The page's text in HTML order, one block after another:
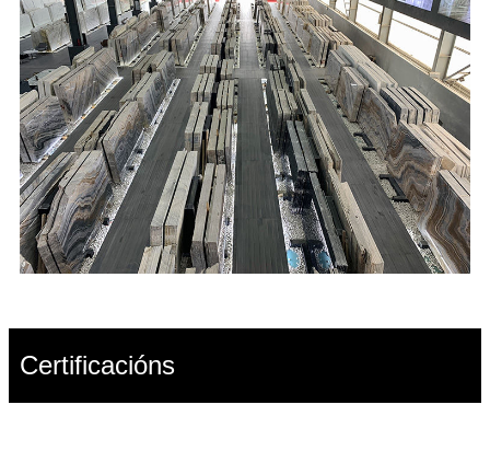
Certificacións